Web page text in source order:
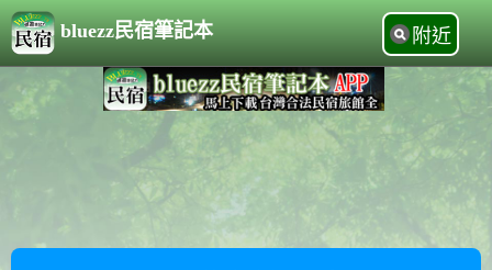
bluezz民宿筆記本 附近